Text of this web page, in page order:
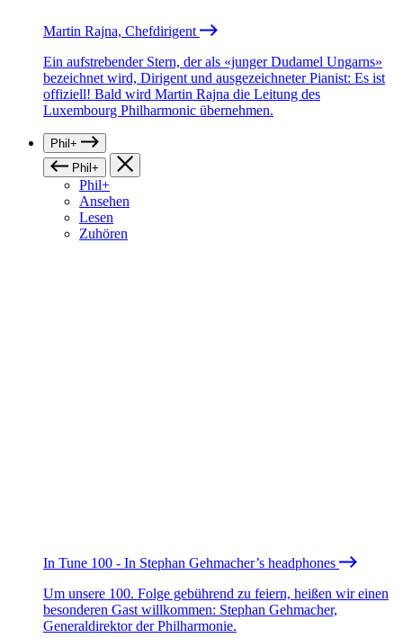
Martin Rajna, Chefdirigent
Ein aufstrebender Stern, der als «junger Dudamel Ungarns»
bezeichnet wird, Dirigent und ausgezeichneter Pianist: Es ist
offiziell! Bald wird Martin Rajna die Leitung des
Luxembourg Philharmonic übernehmen.
Phil+
Phil+
Phil+
Ansehen
Lesen
Zuhören
In Tune 100 - In Stephan Gehmacher’s headphones
Um unsere 100. Folge gebührend zu feiern, heißen wir einen
besonderen Gast willkommen: Stephan Gehmacher,
Generaldirektor der Philharmonie.